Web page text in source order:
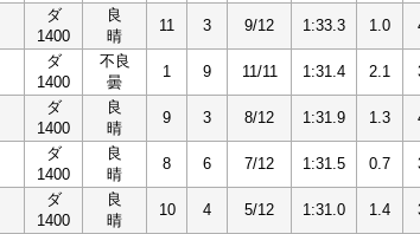
ダ
1400
良
晴
11 3 9/12 1:33.3 1.0
ダ
1400
不良
曇
1 9 11/11 1:31.4 2.1
ダ
1400
良
晴
9 3 8/12 1:31.9 1.3
ダ
1400
良
晴
8 6 7/12 1:31.5 0.7
ダ
1400
良
晴
10 4 5/12 1:31.0 1.4